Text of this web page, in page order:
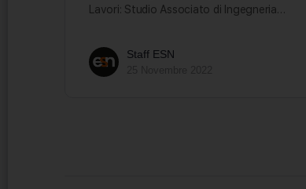
Lavori: Studio Associato di Ingegneria…
Staff ESN